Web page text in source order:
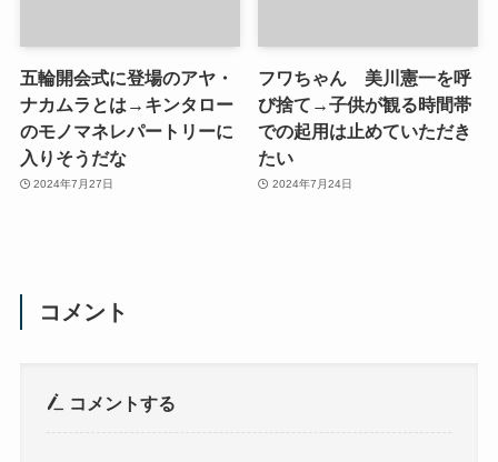
五輪開会式に登場のアヤ・
ナカムラとは→キンタロー
のモノマネレパートリーに
入りそうだな
2024年7月27日
フワちゃん 美川憲一を呼
び捨て→子供が観る時間帯
での起用は止めていただき
たい
2024年7月24日
コメント
コメントする